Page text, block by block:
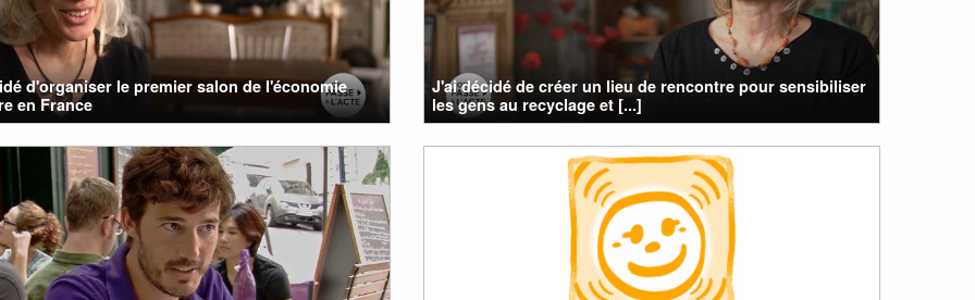
d'organiser le premier salon de l'économie
en France
J'ai décidé de créer un lieu de rencontre pour sensibiliser
les gens au recyclage et [...]